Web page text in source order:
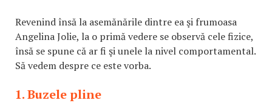
Revenind însă la asemănările dintre ea şi frumoasa
Angelina Jolie, la o primă vedere se observă cele fizice,
însă se spune că ar fi şi unele la nivel comportamental.
Să vedem despre ce este vorba.
1. Buzele pline